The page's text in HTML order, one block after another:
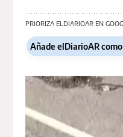
PRIORIZA ELDIARIOAR EN
Añade elDiarioAR